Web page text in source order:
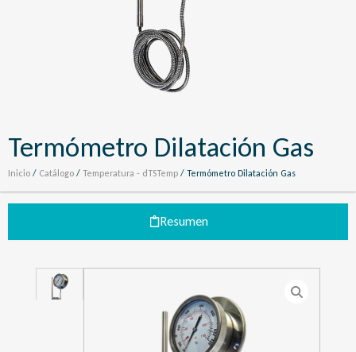
Termómetro Dilatación Gas
Inicio / Catálogo / Temperatura - dTSTemp / Termómetro Dilatación Gas
Resumen